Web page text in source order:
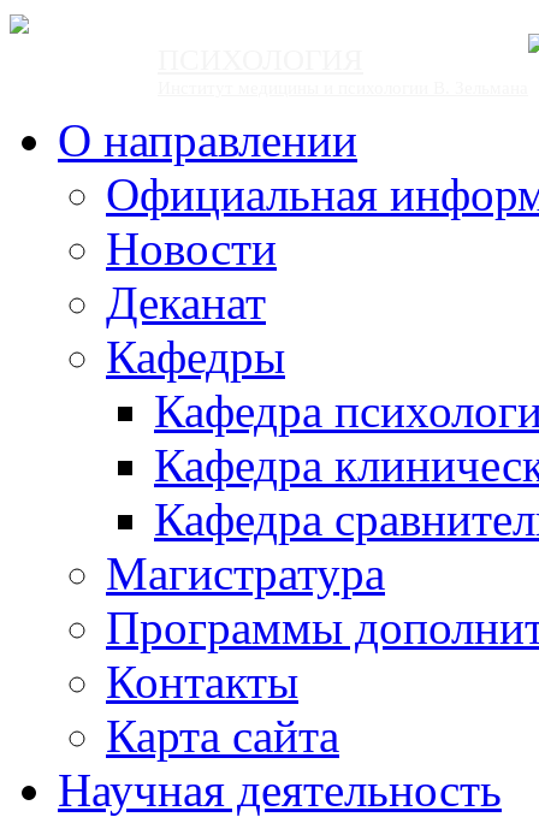
О направлении
Официальная
Новости
Деканат
Кафедры
Кафедра
Кафедра
Кафедра
Магистратура
Программы
Контакты
Карта сайта
Научная деятельность